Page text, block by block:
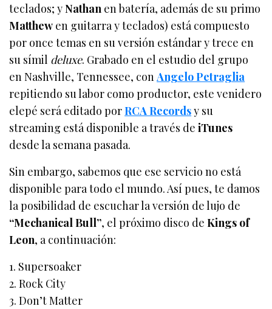
teclados; yNathan en batería, además de su primo
Matthew en guitarra y teclados) está compuesto
por once temas en su versión estándar y trece en
su símil deluxe. Grabado en el estudio del grupo
en Nashville, Tennessee, conAngelo Petraglia
repitiendo su labor como productor, este venidero
elepé será editado porRCA Recordsy su
streaming está disponible a través deiTunes
desde la semana pasada.
Sin embargo, sabemos que ese servicio no está
disponible para todo el mundo. Así pues, te damos
la posibilidad de escuchar la versión de lujo de
“Mechanical Bull”, el próximo disco deKings of
Leon, a continuación:
1. Supersoaker
2. Rock City
3. Don’t Matter